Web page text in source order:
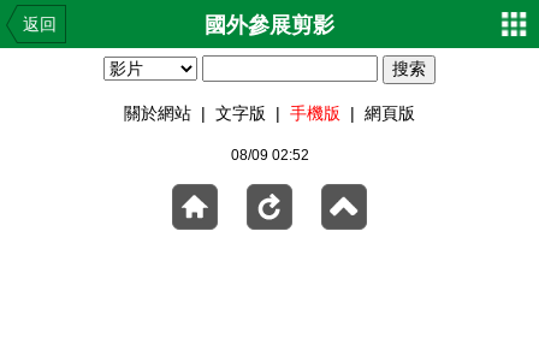
返回 國外參展剪影
關於網站 | 文字版 | 手機版 | 網頁版
08/09 02:52